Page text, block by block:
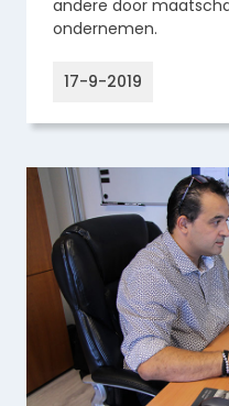
andere door
ondernemen.
17-9-2019